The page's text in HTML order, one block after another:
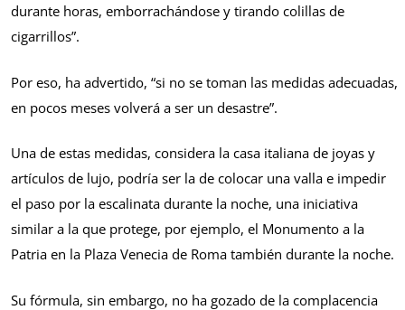
durante horas, emborrachándose y tirando colillas de
cigarrillos”.
Por eso, ha advertido, “si no se toman las medidas adecuadas,
en pocos meses volverá a ser un desastre”.
Una de estas medidas, considera la casa italiana de joyas y
artículos de lujo, podría ser la de colocar una valla e impedir
el paso por la escalinata durante la noche, una iniciativa
similar a la que protege, por ejemplo, el Monumento a la
Patria en la Plaza Venecia de Roma también durante la noche.
Su fórmula, sin embargo, no ha gozado de la complacencia